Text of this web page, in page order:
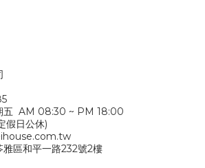
五 AM 08:30 ~ PM 18:00
日公休)
區和平一路232號2樓